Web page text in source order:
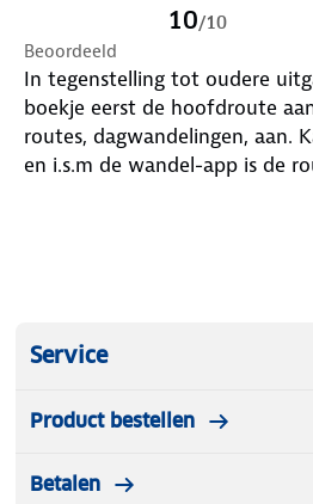
10/10
Beoordeeld
In tegenstelling tot oudere
boekje eerst de hoofdroute
routes, dagwandelingen, aan.
en i.s.m de wandel-app is de
Service
Product bestellen
Betalen